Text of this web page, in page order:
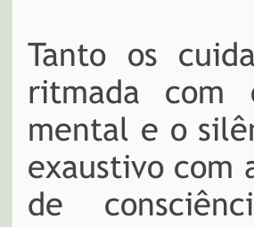
Tanto os
ritmada com
mental e o
exaustivo com
de